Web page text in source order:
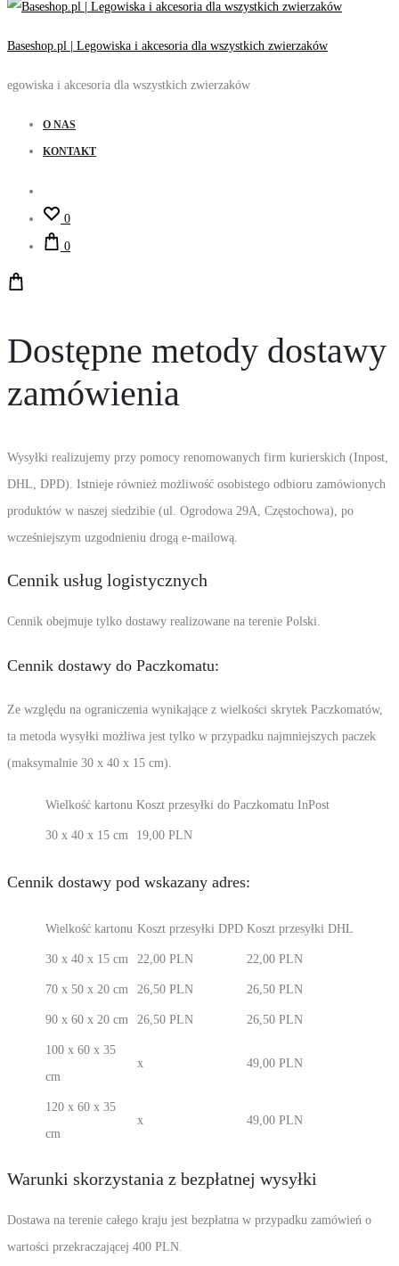
Baseshop.pl | Legowiska i akcesoria dla wszystkich zwierzaków
egowiska i akcesoria dla wszystkich zwierzaków
O NAS
KONTAKT
0
0
Dostępne metody dostawy
zamówienia
Wysyłki realizujemy przy pomocy renomowanych firm kurierskich (Inpost,
DHL, DPD). Istnieje również możliwość osobistego odbioru zamówionych
produktów w naszej siedzibie (ul. Ogrodowa 29A, Częstochowa), po
wcześniejszym uzgodnieniu drogą e-mailową.
Cennik usług logistycznych
Cennik obejmuje tylko dostawy realizowane na terenie Polski.
Cennik dostawy do Paczkomatu:
Ze względu na ograniczenia wynikające z wielkości skrytek Paczkomatów,
ta metoda wysyłki możliwa jest tylko w przypadku najmniejszych paczek
(maksymalnie 30 x 40 x 15 cm).
Wielkość kartonu Koszt przesyłki do Paczkomatu InPost
30 x 40 x 15 cm 19,00 PLN
Cennik dostawy pod wskazany adres:
Wielkość kartonu Koszt przesyłki DPD Koszt przesyłki DHL
30 x 40 x 15 cm 22,00 PLN 22,00 PLN
70 x 50 x 20 cm 26,50 PLN 26,50 PLN
90 x 60 x 20 cm 26,50 PLN 26,50 PLN
100 x 60 x 35
cm
x 49,00 PLN
120 x 60 x 35
cm
x 49,00 PLN
Warunki skorzystania z bezpłatnej wysyłki
Dostawa na terenie całego kraju jest bezpłatna w przypadku zamówień o
wartości przekraczającej 400 PLN.